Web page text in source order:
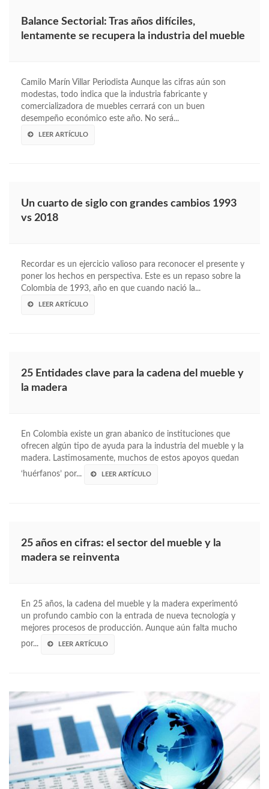
Balance Sectorial: Tras años difíciles,
lentamente se recupera la industria del mueble
Camilo Marín Villar Periodista Aunque las cifras aún son
modestas, todo indica que la industria fabricante y
comercializadora de muebles cerrará con un buen
desempeño económico este año. No será...
LEER ARTÍCULO
Un cuarto de siglo con grandes cambios 1993
vs 2018
Recordar es un ejercicio valioso para reconocer el presente y
poner los hechos en perspectiva. Este es un repaso sobre la
Colombia de 1993, año en que cuando nació la...
LEER ARTÍCULO
25 Entidades clave para la cadena del mueble y
la madera
En Colombia existe un gran abanico de instituciones que
ofrecen algún tipo de ayuda para la industria del mueble y la
madera. Lastimosamente, muchos de estos apoyos quedan
‘huérfanos’ por...
LEER ARTÍCULO
25 años en cifras: el sector del mueble y la
madera se reinventa
En 25 años, la cadena del mueble y la madera experimentó
un profundo cambio con la entrada de nueva tecnología y
mejores procesos de producción. Aunque aún falta mucho
por...
LEER ARTÍCULO